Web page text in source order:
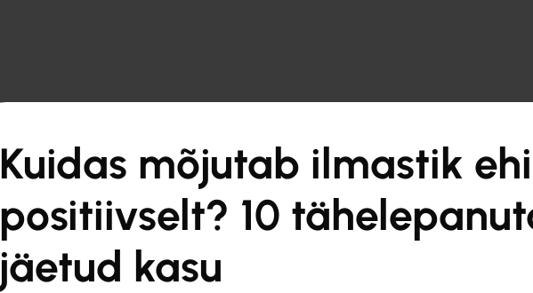
Kuidas mõjutab ilmastik
positiivselt? 10
jäetud kasu